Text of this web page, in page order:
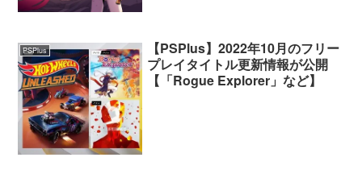
PSPlus
【PSPlus】2022年10月のフリー
プレイタイトル更新情報が公開
【「Rogue Explorer」など】